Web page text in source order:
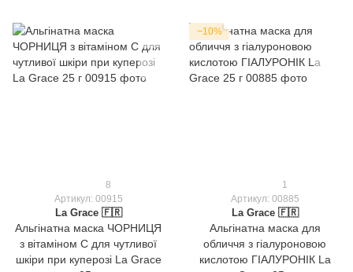
8
Артикул: 00915
La Grace 🇫🇷
Альгінатна маска ЧОРНИЦЯ
з вітаміном С для чутливої
шкіри при куперозі La Grace
−10%
1
Артикул: 00885
La Grace 🇫🇷
Альгінатна маска для
обличчя з гіалуроновою
кислотою ГІАЛУРОНІК La